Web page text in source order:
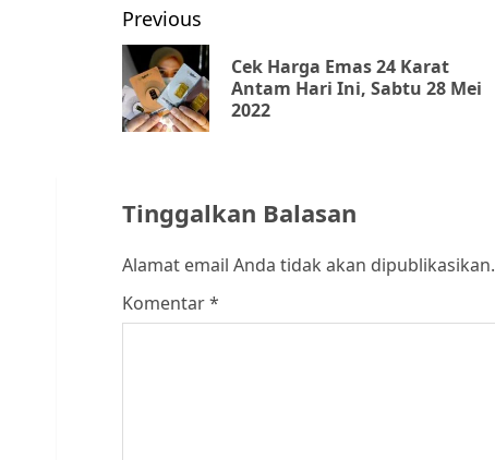
Post
navigation
Previous
Cek Harga Emas 24 Karat
Antam Hari Ini, Sabtu 28 Mei
2022
Tinggalkan Balasan
Alamat email Anda tidak akan dipublikasikan.
Komentar*